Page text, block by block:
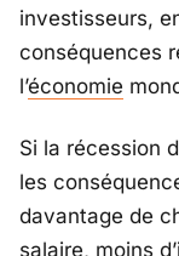
investisseurs,
conséquences
l’économie
Si la récession
les
davantage de
salaire, moins